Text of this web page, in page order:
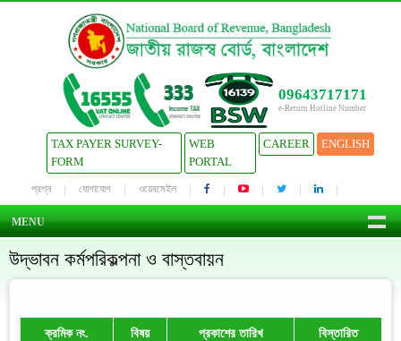
09643717171
e-Return Hotline Number
TAX PAYER SURVEY-
FORM
WEB
PORTAL
CAREER ENGLISH
প্রশ্ন যোগাযোগ ওয়েবমেইল
MENU
উদ্ভাবন কর্মপরিকল্পনা ও বাস্তবায়ন
ক্রমিক নং. বিষয় প্রকাশের তারিখ বিস্তারিত